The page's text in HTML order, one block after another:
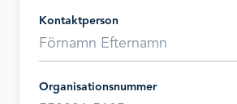
Kontaktperson
Organisationsnummer